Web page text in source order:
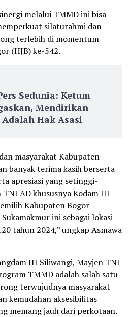
melalui TMMD ini bisa
silaturahmi dan
terlebih di momentum
(HJB) ke-542.
Sedunia: Ketum
Mendirikan
Hak Asasi
masyarakat Kabupaten
banyak terima kasih berserta
apresiasi yang setinggi-
AD khususnya Kodam III
Kabupaten Bogor
ini sebagai lokasi
tahun 2024,” ungkap Asmawa
III Siliwangi, Mayjen TNI
TMMD adalah salah satu
terwujudnya masyarakat
kemudahan aksesibilitas
memang jauh dari perkotaan.